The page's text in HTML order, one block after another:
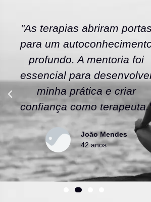
"As terapias abriram portas
para um autoconhecimento
profundo. A mentoria foi
essencial para desenvolver
minha prática e criar
confiança como terapeuta."
João Mendes
42 anos